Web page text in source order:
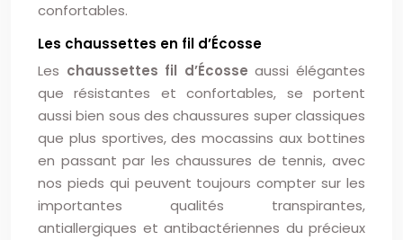
confortables.
Les chaussettes en fil d’Écosse
Les chaussettes fil d’Écosse aussi élégantes
que résistantes et confortables, se portent
aussi bien sous des chaussures super classiques
que plus sportives, des mocassins aux bottines
en passant par les chaussures de tennis, avec
nos pieds qui peuvent toujours compter sur les
importantes qualités transpirantes,
antiallergiques et antibactériennes du précieux